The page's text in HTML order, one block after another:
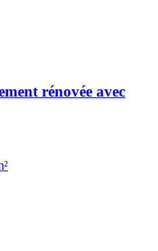
rénovée avec